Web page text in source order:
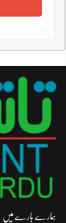
ہمارے بارے میں